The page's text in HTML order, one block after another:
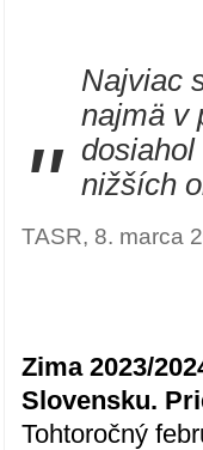
"
Najviac
najmä v
nižších
TASR, 8. marca
Zima 2023/
Slovensku.
Tohtoročný